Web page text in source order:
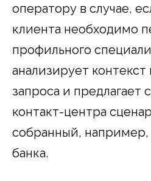
оператору в случае,
клиента необходимо
профильного
анализирует контекст
запроса и предлагает
контакт-центра
собранный, например,
банка.